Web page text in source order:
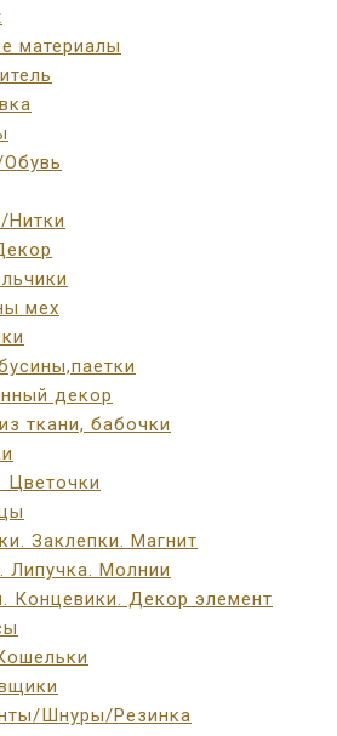
материалы
мех
декор
ткани, бабочки
Цветочки
Заклепки. Магнит
Липучка. Молнии
Концевики. Декор элемент
Шнуры/Резинка